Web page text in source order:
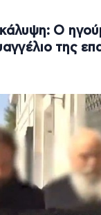
Ο
της